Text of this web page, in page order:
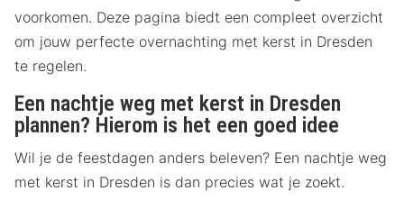
voorkomen. Deze pagina biedt een compleet overzicht
om jouw perfecte overnachting met kerst in Dresden
te regelen.
Een nachtje weg met kerst in Dresden
plannen? Hierom is het een goed idee
Wil je de feestdagen anders beleven? Een nachtje weg
met kerst in Dresden is dan precies wat je zoekt.